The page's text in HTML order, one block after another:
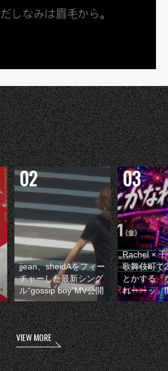
jjean、sheidAをフィー
チャーした最新シング
ル“gossip boy”MV公開
Rachel ×
歌舞伎町で
とかする『
れーーッ』
VIEW MORE